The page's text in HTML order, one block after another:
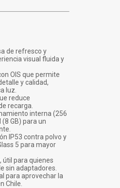
de refresco y
visual fluida y
OIS que permite
y calidad,
luz.
reduce
recarga.
interna (256
GB) para un
IP53 contra polvo y
5 para mayor
útil para quienes
sin adaptadores.
para aprovechar la
Chile.